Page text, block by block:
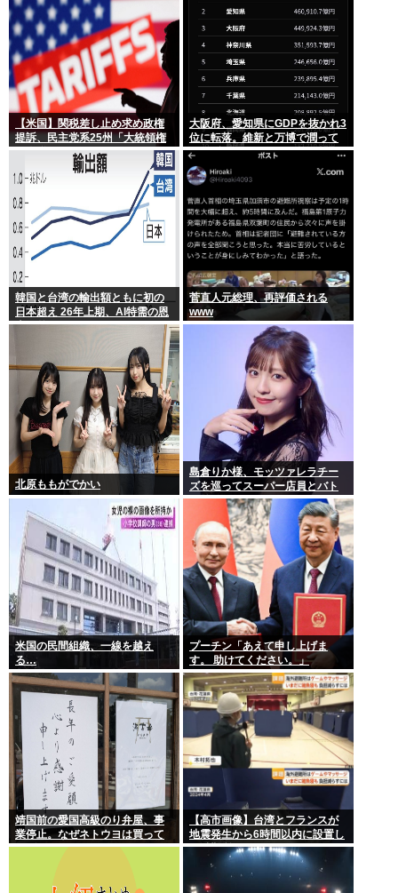
【米国】関税差し止め求め政権
提訴、民主党系25州「大統領権
限逸脱」
大阪府、愛知県にGDPを抜かれ3
位に転落。維新と万博で潤って
るはずじゃ…
韓国と台湾の輸出額ともに初の
日本超え 26年上期、AI特需の恩
恵で差
菅直人元総理、再評価される
www
北原ももがでかい
島倉りか様、モッツァレラチー
ズを巡ってスーパー店員とバト
ル勃発ｗｗｗ
米国の民間組織、一線を越え
る…
プーチン「あえて申し上げま
す。 助けてください。」
靖国前の愛国高級のり弁屋、事
業停止。なぜネトウヨは買って
あげなかったの？
【高市画像】台湾とフランスが
地震発生から6時間以内に設置し
た避難所がこれwww